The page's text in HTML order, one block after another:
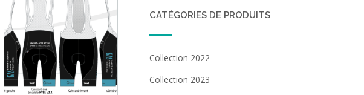
CATÉGORIES DE PRODUITS
Collection 2022
Collection 2023